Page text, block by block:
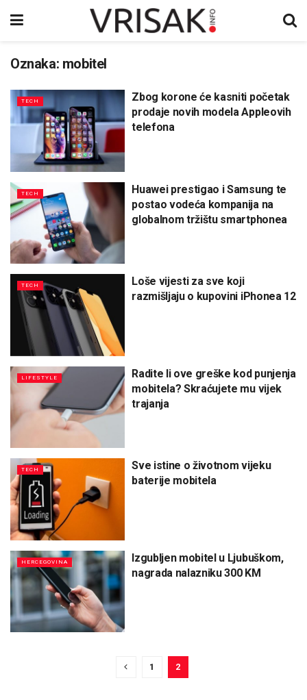
Oznaka: mobitel
TECH
Zbog korone će kasniti početak
prodaje novih modela Appleovih
telefona
TECH
Huawei prestigao i Samsung te
postao vodeća kompanija na
globalnom tržištu smartphonea
TECH
Loše vijesti za sve koji
razmišljaju o kupovini iPhonea 12
LIFESTYLE
Radite li ove greške kod punjenja
mobitela? Skraćujete mu vijek
trajanja
TECH
Sve istine o životnom vijeku
baterije mobitela
HERCEGOVINA
Izgubljen mobitel u Ljubuškom,
nagrada nalazniku 300 KM
1 2